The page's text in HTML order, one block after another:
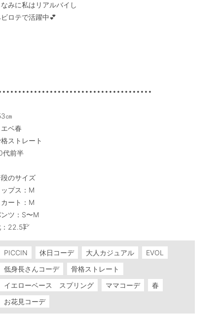
みに私はリアルバイし
ロテで活躍中💕
㎝
ベ春
ストレート
代前半
のサイズ
プス：M
ート：M
ツ：S〜M
22.5㌢
PICCIN 休日コーデ 大人カジュアル
EVOL
低身長さんコーデ
骨格ストレート
イエローベース スプリング
ママコーデ
春
お花見コーデ